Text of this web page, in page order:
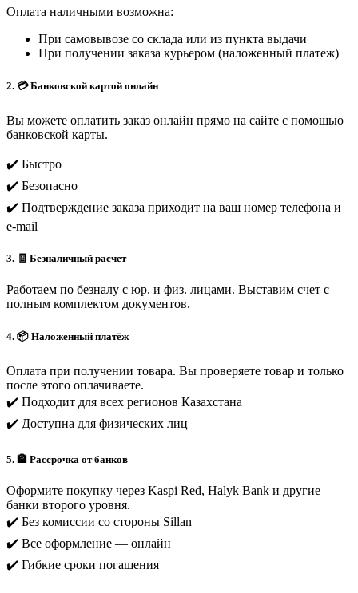
Оплата наличными возможна:
При самовывозе со склада или из пункта выдачи
При получении заказа курьером (наложенный платеж)
2. 💳 Банковской картой онлайн
Вы можете оплатить заказ онлайн прямо на сайте с помощью
банковской карты.
✔️ Быстро
✔️ Безопасно
✔️ Подтверждение заказа приходит на ваш номер телефона и
e-mail
3. 🧾 Безналичный расчет
Работаем по безналу с юр. и физ. лицами. Выставим счет с
полным комплектом документов.
4. 📦 Наложенный платёж
Оплата при получении товара. Вы проверяете товар и только
после этого оплачиваете.
✔️ Подходит для всех регионов Казахстана
✔️ Доступна для физических лиц
5. 🏦 Рассрочка от банков
Оформите покупку через Kaspi Red, Halyk Bank и другие
банки второго уровня.
✔️ Без комиссии со стороны Sillan
✔️ Все оформление — онлайн
✔️ Гибкие сроки погашения